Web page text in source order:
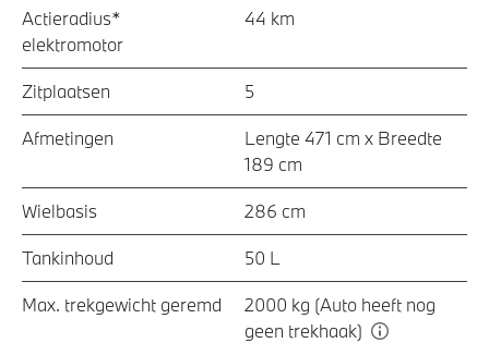
Actieradius*
elektromotor
44 km
Zitplaatsen 5
Afmetingen
Lengte 471 cm x Breedte
189 cm
Wielbasis 286 cm
Tankinhoud 50 L
Max. trekgewicht geremd
2000 kg (Auto heeft nog
geen trekhaak)